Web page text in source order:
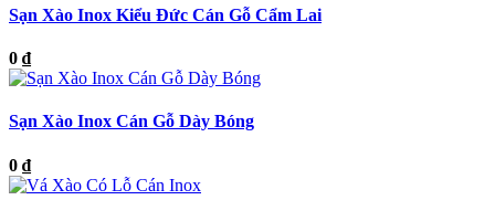
Sạn Xào Inox Kiểu Đức Cán Gỗ Cẩm Lai
0 ₫
Sạn Xào Inox Cán Gỗ Dày Bóng
0 ₫